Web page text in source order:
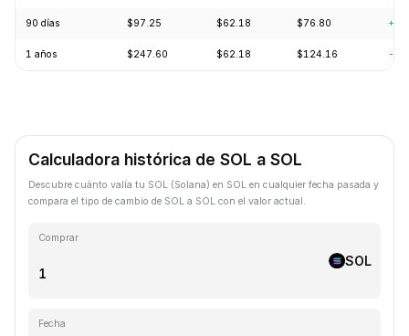
90 días $97.25 $62.18 $76.80
1 años $247.60 $62.18 $124.16 -
Calculadora histórica de SOL a SOL
Descubre cuánto valía tu SOL (Solana) en SOL en cualquier fecha pasada y
compara el tipo de cambio de SOL a SOL con el valor actual.
Comprar
SOL
Fecha